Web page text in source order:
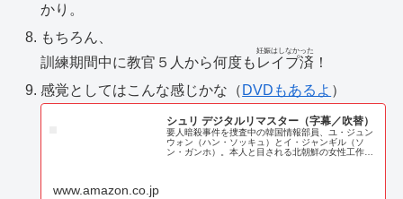
かり。
もちろん、
訓練期間中に教官５人から何度も レイプ済
妊娠はしなかった
！
感覚としてはこんな感じかな（ DVDもあるよ ）
シュリ デジタルリマスター（字幕／吹替）
要人暗殺事件を捜査中の韓国情報部員、ユ・ジュン
ウォン（ハン・ソッキュ）とイ・ジャンギル（ソ
ン・ガンホ）。本人と目される北朝鮮の女性工作員
www.amazon.co.jp